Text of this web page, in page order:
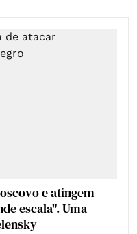
e atingem
escala". Uma